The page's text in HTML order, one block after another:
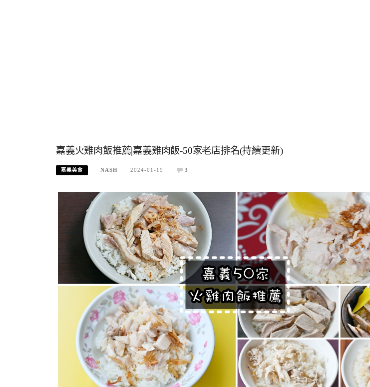
嘉義火雞肉飯推薦|嘉義雞肉飯-50家老店排名(持續更新)
嘉義美食 NASH 2024-01-19 3